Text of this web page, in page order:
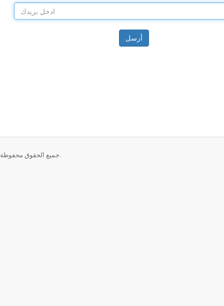
أرسل
حقوق الطبع والنشر © 2026 The Modern Tradesman. جميع الحقوق محفوظة.